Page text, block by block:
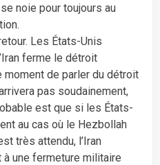
noie pour toujours au
Les États-Unis
ferme le détroit
moment de parler du détroit
pas soudainement,
est que si les États-
au cas où le Hezbollah
très attendu, l’Iran
une fermeture militaire